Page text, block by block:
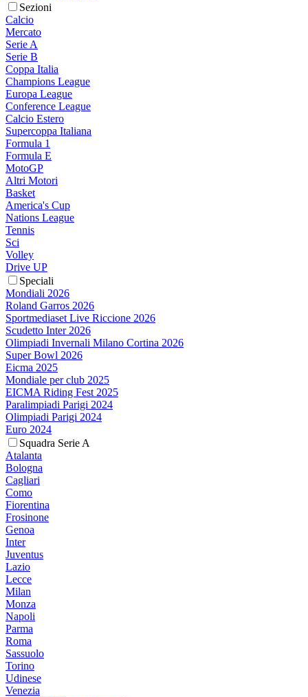
Sezioni
Calcio
Mercato
Serie A
Serie B
Coppa Italia
Champions League
Europa League
Conference League
Calcio Estero
Supercoppa Italiana
Formula 1
Formula E
MotoGP
Altri Motori
Basket
America's Cup
Nations League
Tennis
Sci
Volley
Drive UP
Speciali
Mondiali 2026
Roland Garros 2026
Sportmediaset Live Riccione 2026
Scudetto Inter 2026
Olimpiadi Invernali Milano Cortina 2026
Super Bowl 2026
Eicma 2025
Mondiale per club 2025
EICMA Riding Fest 2025
Paralimpiadi Parigi 2024
Olimpiadi Parigi 2024
Euro 2024
Squadra Serie A
Atalanta
Bologna
Cagliari
Como
Fiorentina
Frosinone
Genoa
Inter
Juventus
Lazio
Lecce
Milan
Monza
Napoli
Parma
Roma
Sassuolo
Torino
Udinese
Venezia